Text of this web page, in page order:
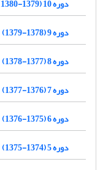
دوره 10 (1379-1380)
دوره 9 (1378-1379)
دوره 8 (1377-1378)
دوره 7 (1376-1377)
دوره 6 (1375-1376)
دوره 5 (1374-1375)